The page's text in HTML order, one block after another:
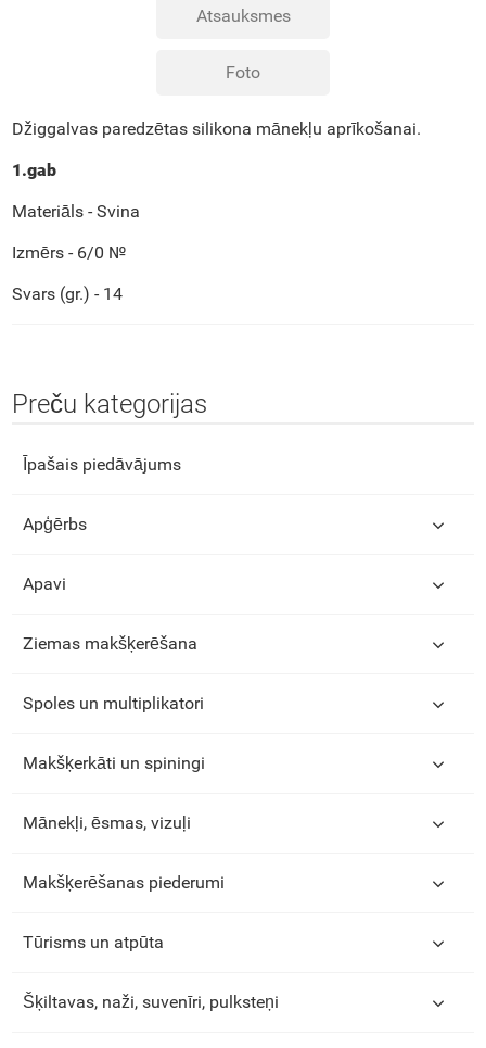
Atsauksmes
Foto
Džiggalvas paredzētas silikona mānekļu aprīkošanai.
1.gab
Materiāls - Svina
Izmērs - 6/0 №
Svars (gr.) - 14
Preču kategorijas
Īpašais piedāvājums
Apģērbs
Apavi
Ziemas makšķerēšana
Spoles un multiplikatori
Makšķerkāti un spiningi
Mānekļi, ēsmas, vizuļi
Makšķerēšanas piederumi
Tūrisms un atpūta
Šķiltavas, naži, suvenīri, pulksteņi